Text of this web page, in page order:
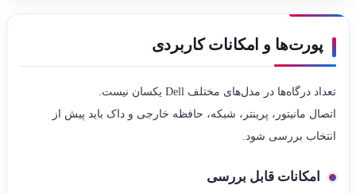
پورت‌ها و امکانات کاربردی
تعداد درگاه‌ها در مدل‌های مختلف Dell یکسان نیست.
اتصال مانیتور، پرینتر، شبکه، حافظه خارجی و داک باید پیش از
انتخاب بررسی شود.
امکانات قابل بررسی